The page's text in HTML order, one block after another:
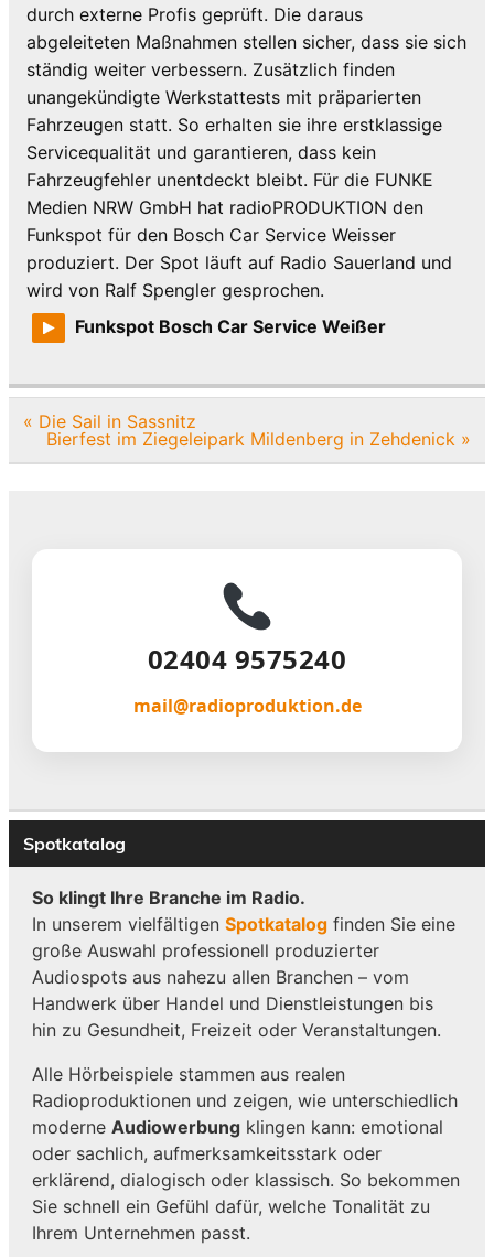
durch externe Profis geprüft. Die daraus
abgeleiteten Maßnahmen stellen sicher, dass sie sich
ständig weiter verbessern. Zusätzlich finden
unangekündigte Werkstattests mit präparierten
Fahrzeugen statt. So erhalten sie ihre erstklassige
Servicequalität und garantieren, dass kein
Fahrzeugfehler unentdeckt bleibt. Für die FUNKE
Medien NRW GmbH hat radioPRODUKTION den
Funkspot für den Bosch Car Service Weisser
produziert. Der Spot läuft auf Radio Sauerland und
wird von Ralf Spengler gesprochen.
Funkspot Bosch Car Service Weißer
Beitragsnavigation
« Die Sail in Sassnitz
Bierfest im Ziegeleipark Mildenberg in Zehdenick »
02404 9575240
mail@radioproduktion.de
Spotkatalog
So klingt Ihre Branche im Radio.
In unserem vielfältigen Spotkatalogfinden Sie eine
große Auswahl professionell produzierter
Audiospots aus nahezu allen Branchen – vom
Handwerk über Handel und Dienstleistungen bis
hin zu Gesundheit, Freizeit oder Veranstaltungen.
Alle Hörbeispiele stammen aus realen
Radioproduktionen und zeigen, wie unterschiedlich
moderne Audiowerbungklingen kann: emotional
oder sachlich, aufmerksamkeitsstark oder
erklärend, dialogisch oder klassisch. So bekommen
Sie schnell ein Gefühl dafür, welche Tonalität zu
Ihrem Unternehmen passt.